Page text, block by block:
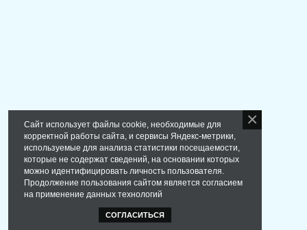
Сайт использует файлы cookie, необходимые для
корректной работы сайта, и сервисы Яндекс-метрики,
используемые для анализа статистики посещаемости,
которые не содержат сведений, на основании которых
можно идентифицировать личность пользователя.
Продолжение пользования сайтом является согласием
на применение данных технологий
СОГЛАСИТЬСЯ